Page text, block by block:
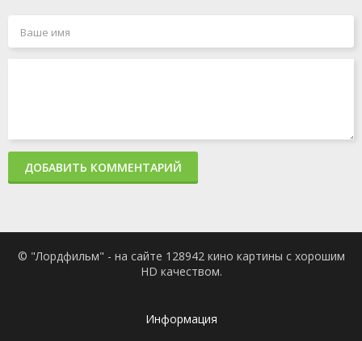
ДОБАВИТЬ КОММЕНТАРИЙ
© "Лордфильм" - на сайте 128942 кино картины с хорошим
HD качеством.
Информация